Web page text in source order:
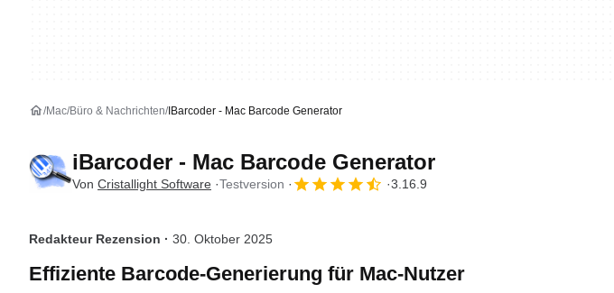
Mac Büro & Nachrichten IBarcoder - Mac Barcode Generator
iBarcoder - Mac Barcode Generator
Von Cristallight Software Testversion 3.16.9
Redakteur Rezension · 30. Oktober 2025
Effiziente Barcode-Generierung für Mac-Nutzer